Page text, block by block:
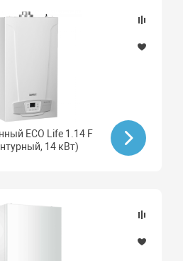
ECO Life 1.14 F
14 кВт)